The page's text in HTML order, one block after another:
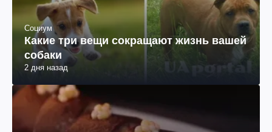
Социум
Какие три вещи сокращают жизнь вашей
собаки
2 дня назад